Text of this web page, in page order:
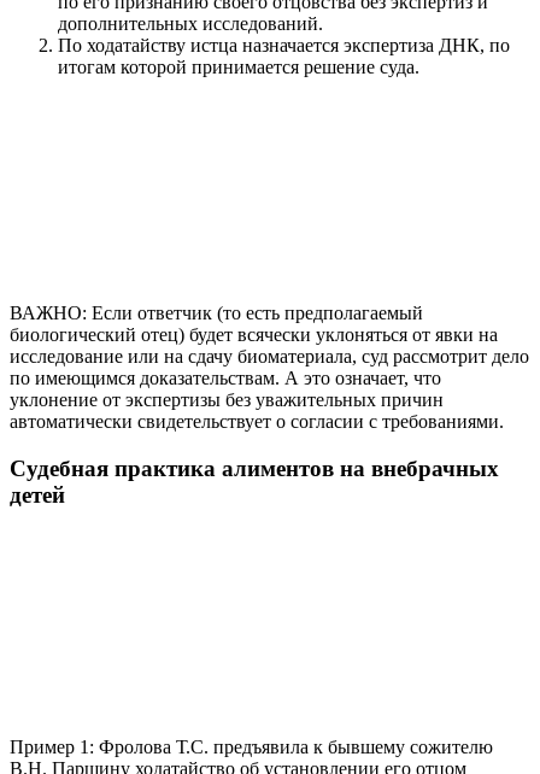
дополнительных исследований.
По ходатайству истца назначается экспертиза ДНК, по
итогам которой принимается решение суда.
ВАЖНО: Если ответчик (то есть предполагаемый
биологический отец) будет всячески уклоняться от явки на
исследование или на сдачу биоматериала, суд рассмотрит дело
по имеющимся доказательствам. А это означает, что
уклонение от экспертизы без уважительных причин
автоматически свидетельствует о согласии с требованиями.
Судебная практика алиментов на внебрачных
детей
Пример 1: Фролова Т.С. предъявила к бывшему сожителю
В.Н. Паршину ходатайство об установлении его отцом